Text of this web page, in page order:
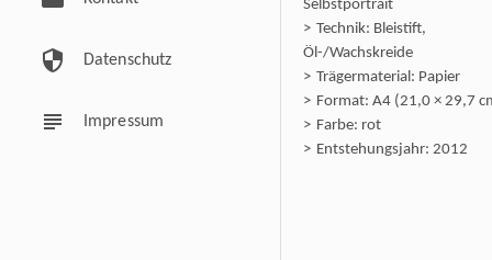
security Datenschutz
subject Impressum
Selbstportrait
Technik: Bleistift,
Öl-/Wachskreide
Trägermaterial: Papier
Format: A4 (21,0 × 29,7
Farbe: rot
Entstehungsjahr: 2012